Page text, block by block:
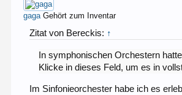
gaga Gehört zum Inventar
Zitat von Bereckis: ↑
In symphonischen Orchestern
Klicke in dieses Feld, um es in
Im Sinfonieorchester habe ich es